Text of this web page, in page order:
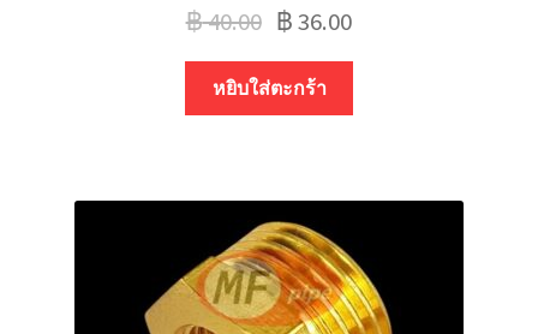
฿40.00 ฿36.00
หยิบใส่ตะกร้า